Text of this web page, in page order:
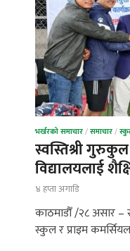
भर्खरको समाचार/समाचार/
स्वस्तिश्री गुरुकुल
विद्यालयलाई
४ हप्ता अगाडि
काठमाडौँ /२८ असार –
स्कुल र प्राइम